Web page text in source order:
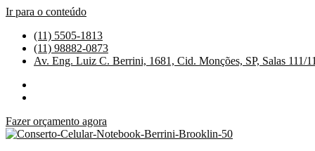
Ir para o conteúdo
(11) 5505-1813
(11) 98882-0873
Av. Eng. Luiz C. Berrini, 1681, Cid. Monções, SP, Salas 111/
Fazer orçamento agora